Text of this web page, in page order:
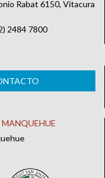
Rabat 6150, Vitacura
2484 7800